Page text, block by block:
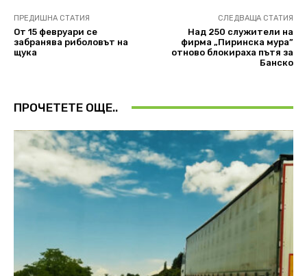
ПРЕДИШНА СТАТИЯ
От 15 февруари се
забранява риболовът на
щука
СЛЕДВАЩА СТАТИЯ
Над 250 служители на
фирма „Пиринска мура”
отново блокираха пътя за
Банско
ПРОЧЕТЕТЕ ОЩЕ..